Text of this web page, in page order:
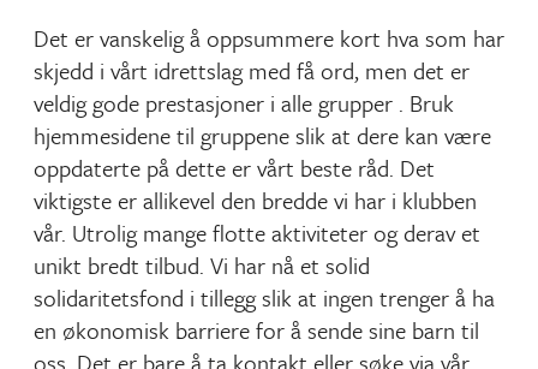
Det er vanskelig å oppsummere kort hva som har
skjedd i vårt idrettslag med få ord, men det er
veldig gode prestasjoner i alle grupper . Bruk
hjemmesidene til gruppene slik at dere kan være
oppdaterte på dette er vårt beste råd. Det
viktigste er allikevel den bredde vi har i klubben
vår. Utrolig mange flotte aktiviteter og derav et
unikt bredt tilbud. Vi har nå et solid
solidaritetsfond i tillegg slik at ingen trenger å ha
en økonomisk barriere for å sende sine barn til